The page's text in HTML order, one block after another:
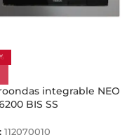
integrable NEO
BIS SS
112070010